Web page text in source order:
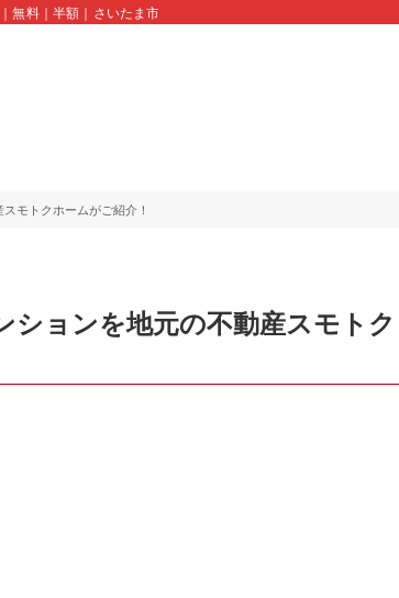
料｜半額｜さいたま市｜川口市｜蕨市｜久喜市｜スモトクホー
モトクホームがご紹介！
ションを地元の不動産スモトク